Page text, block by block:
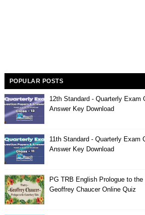
POPULAR POSTS
12th Standard - Quarterly Exam
Answer Key Download
11th Standard - Quarterly Exam
Answer Key Download
PG TRB English Prologue to
Geoffrey Chaucer Online Quiz